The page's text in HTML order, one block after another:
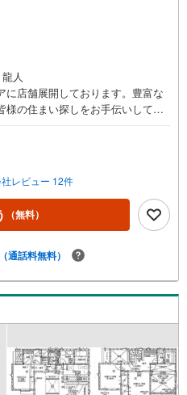
人
に店舗展開しております。豊富な
様の住まい探しをお手伝いしてお
同時開催中無理のない住宅ロー
かる諸費用の概算も行っており
計画のアドバイスをさせて頂き
談ください。
レビュー 12件
（無料）
（通話料無料）